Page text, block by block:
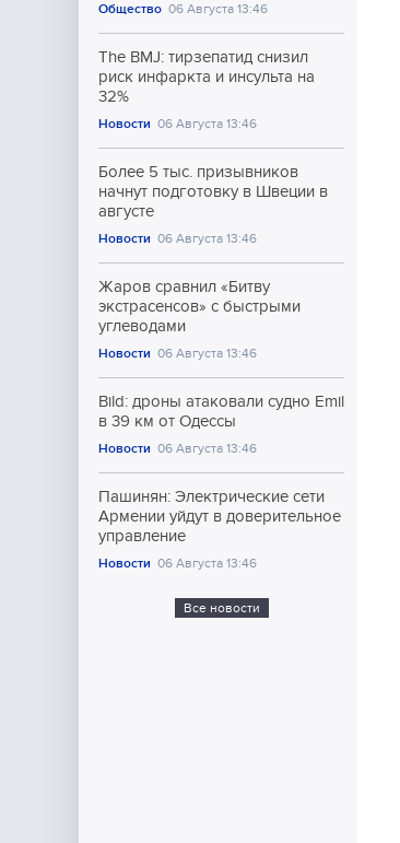
Общество 06 Августа 13:46
The BMJ: тирзепатид снизил
риск инфаркта и инсульта на
32%
Новости 06 Августа 13:46
Более 5 тыс. призывников
начнут подготовку в Швеции в
августе
Новости 06 Августа 13:46
Жаров сравнил «Битву
экстрасенсов» с быстрыми
углеводами
Новости 06 Августа 13:46
Bild: дроны атаковали судно Emil
в 39 км от Одессы
Новости 06 Августа 13:46
Пашинян: Электрические сети
Армении уйдут в доверительное
управление
Новости 06 Августа 13:46
Все новости